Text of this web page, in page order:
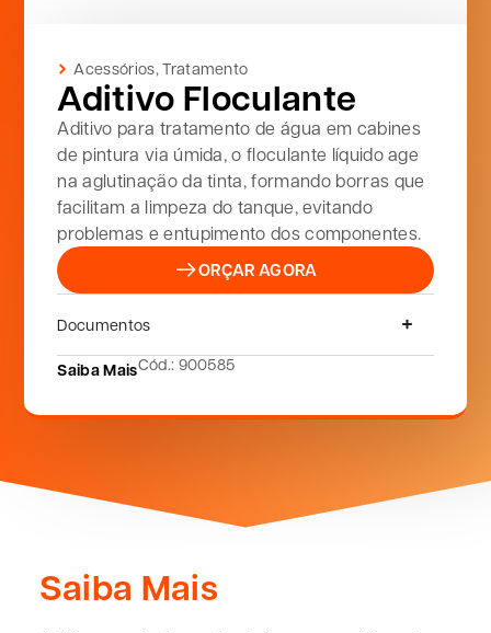
Acessórios,Tratamento
Aditivo Floculante
Aditivo para tratamento de água em cabines
de pintura via úmida, o floculante líquido age
na aglutinação da tinta, formando borras que
facilitam a limpeza do tanque, evitando
problemas e entupimento dos componentes.
ORÇAR AGORA
Documentos
Saiba MaisCód.: 900585
Saiba Mais